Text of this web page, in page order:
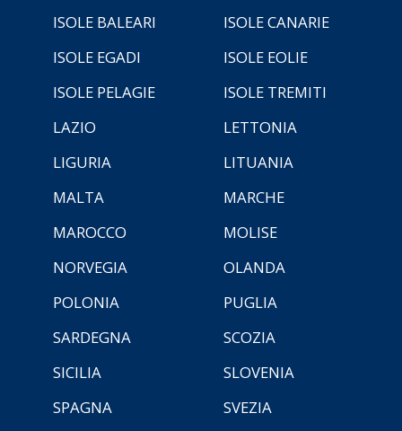
ISOLE BALEARI
ISOLE CANARIE
ISOLE EGADI
ISOLE EOLIE
ISOLE PELAGIE
ISOLE TREMITI
LAZIO
LETTONIA
LIGURIA
LITUANIA
MALTA
MARCHE
MAROCCO
MOLISE
NORVEGIA
OLANDA
POLONIA
PUGLIA
SARDEGNA
SCOZIA
SICILIA
SLOVENIA
SPAGNA
SVEZIA